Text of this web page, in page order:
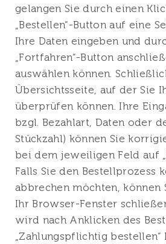
gelangen Sie durch einen
„Bestellen“-Button auf eine
Ihre Daten eingeben und
„Fortfahren“-Button
auswählen können.
Übersichtsseite, auf der Sie
überprüfen können. Ihre
bzgl. Bezahlart, Daten oder
Stückzahl) können Sie
bei dem jeweiligen Feld auf
Falls Sie den Bestellprozess
abbrechen möchten, können
Ihr Browser-Fenster
wird nach Anklicken des
„Zahlungspflichtig bestellen“